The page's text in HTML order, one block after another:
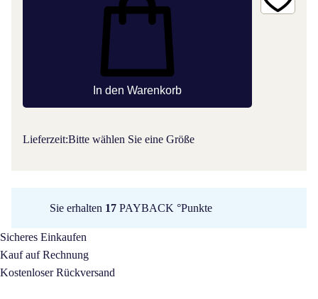
In den Warenkorb
Lieferzeit:Bitte wählen Sie eine Größe
Sie erhalten 17 PAYBACK °Punkte
Sicheres Einkaufen
Kauf auf Rechnung
Kostenloser Rückversand